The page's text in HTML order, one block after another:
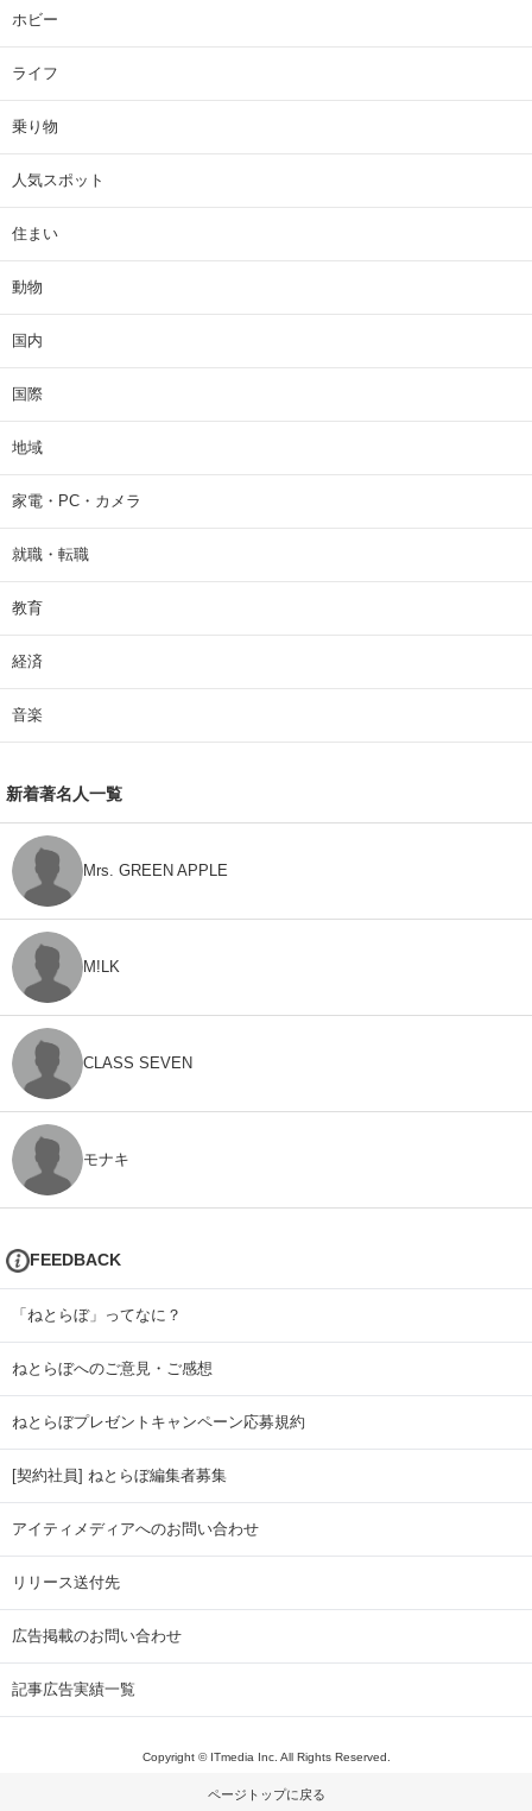
ホビー
ライフ
乗り物
人気スポット
住まい
動物
国内
国際
地域
家電・PC・カメラ
就職・転職
教育
経済
音楽
新着著名人一覧
Mrs. GREEN APPLE
M!LK
CLASS SEVEN
モナキ
FEEDBACK
「ねとらぼ」ってなに？
ねとらぼへのご意見・ご感想
ねとらぼプレゼントキャンペーン応募規約
[契約社員] ねとらぼ編集者募集
アイティメディアへのお問い合わせ
リリース送付先
広告掲載のお問い合わせ
記事広告実績一覧
Copyright © ITmedia Inc. All Rights Reserved.
ページトップに戻る